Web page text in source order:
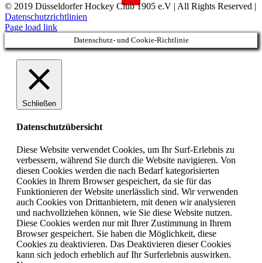
© 2019 Düsseldorfer Hockey Club 1905 e.V | All Rights Reserved |
Datenschutzrichtlinien
Page load link
Datenschutz- und Cookie-Richtlinie
Schließen
Datenschutzübersicht
Diese Website verwendet Cookies, um Ihr Surf-Erlebnis zu
verbessern, während Sie durch die Website navigieren. Von
diesen Cookies werden die nach Bedarf kategorisierten
Cookies in Ihrem Browser gespeichert, da sie für das
Funktionieren der Website unerlässlich sind. Wir verwenden
auch Cookies von Drittanbietern, mit denen wir analysieren
und nachvollziehen können, wie Sie diese Website nutzen.
Diese Cookies werden nur mit Ihrer Zustimmung in Ihrem
Browser gespeichert. Sie haben die Möglichkeit, diese
Cookies zu deaktivieren. Das Deaktivieren dieser Cookies
kann sich jedoch erheblich auf Ihr Surferlebnis auswirken.